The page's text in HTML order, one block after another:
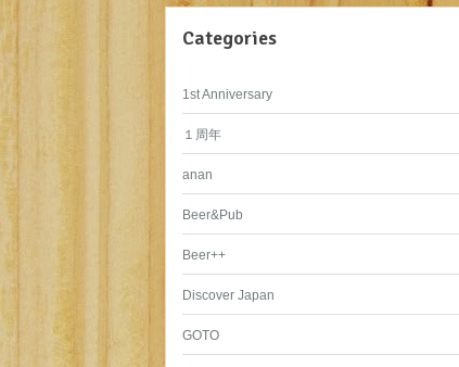
Categories
1st Anniversary
１周年
anan
Beer&Pub
Beer++
Discover Japan
GOTO